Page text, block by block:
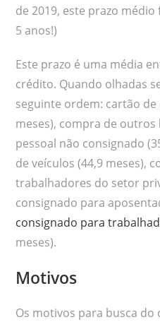
de 2019, este prazo
5 anos!)
Este prazo é uma média
crédito. Quando olhadas
seguinte ordem: cartão
meses), compra de outros
pessoal não consignado
de veículos (44,9 meses),
trabalhadores do setor
consignado para
consignado para
meses).
Motivos
Os motivos para busca do